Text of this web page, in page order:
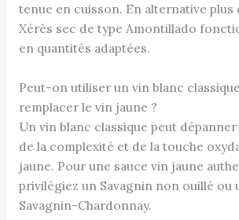
tenue en cuisson. En alternative plus
Xérès sec de type Amontillado
en quantités adaptées.
Peut-on utiliser un vin blanc
remplacer le vin jaune ?
Un vin blanc classique peut
de la complexité et de la touche
jaune. Pour une sauce vin jaune
privilégiez un Savagnin non ouillé ou
Savagnin-Chardonnay.